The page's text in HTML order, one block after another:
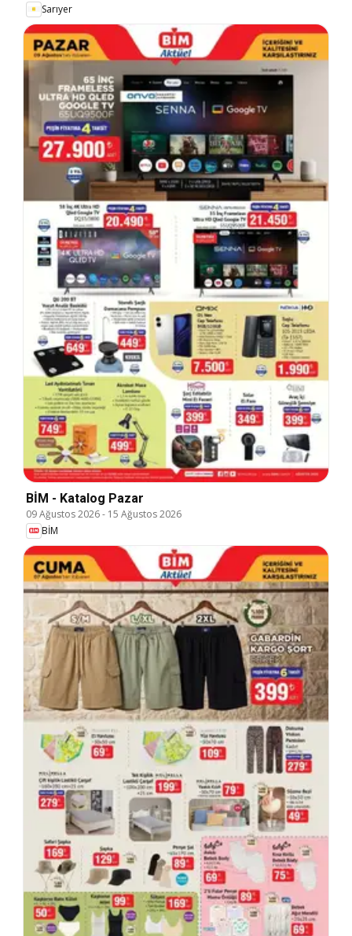
Sarıyer
BİM - Katalog Pazar
09 Ağustos 2026- 15 Ağustos 2026
BİM